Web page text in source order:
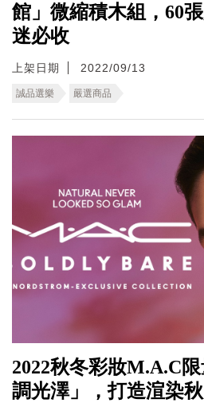
館」微縮積木組，60
迷必收
上架日期 2022/09/13
誠品選樂 嚴選商品
2022秋冬彩妝M.A.C
調光澤」，打造渲染